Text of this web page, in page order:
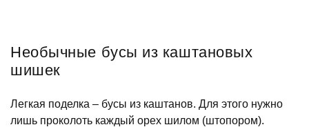
Необычные бусы из каштановых
шишек
Легкая поделка – бусы из каштанов. Для этого нужно
лишь проколоть каждый орех шилом (штопором).